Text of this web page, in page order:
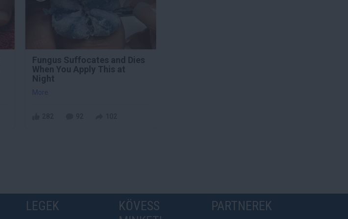
Fungus Suffocates and Dies
When You Apply This at
Night
More
LEGEK
KÖVESS
PARTNEREK